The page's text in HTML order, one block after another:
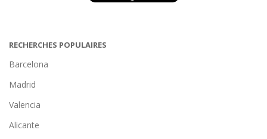
RECHERCHES POPULAIRES
Barcelona
Madrid
Valencia
Alicante